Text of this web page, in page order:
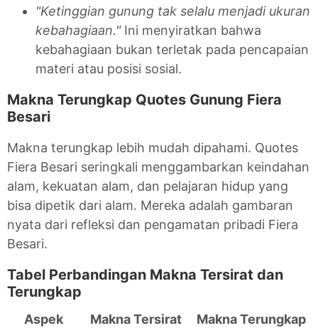
"Ketinggian gunung tak selalu menjadi ukuran
kebahagiaan."Ini menyiratkan bahwa
kebahagiaan bukan terletak pada pencapaian
materi atau posisi sosial.
Makna Terungkap Quotes Gunung Fiera
Besari
Makna terungkap lebih mudah dipahami. Quotes
Fiera Besari seringkali menggambarkan keindahan
alam, kekuatan alam, dan pelajaran hidup yang
bisa dipetik dari alam. Mereka adalah gambaran
nyata dari refleksi dan pengamatan pribadi Fiera
Besari.
Tabel Perbandingan Makna Tersirat dan
Terungkap
Aspek Makna Tersirat Makna Terungkap